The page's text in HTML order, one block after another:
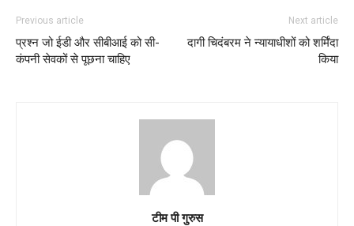
Previous article
प्रश्न जो ईडी और सीबीआई को सी-
कंपनी सेवकों से पूछना चाहिए
Next article
दागी चिदंबरम ने न्यायाधीशों को शर्मिंदा
किया
टीम पी गुरुस